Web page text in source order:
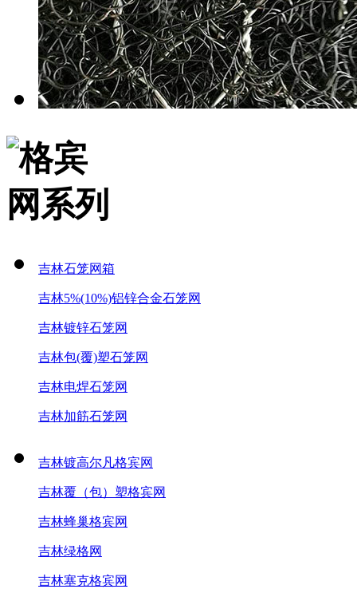
吉林石笼网箱
吉林5%(10%)铝锌合金石笼网
吉林镀锌石笼网
吉林包(覆)塑石笼网
吉林电焊石笼网
吉林加筋石笼网
吉林镀高尔凡格宾网
吉林覆（包）塑格宾网
吉林蜂巢格宾网
吉林绿格网
吉林塞克格宾网